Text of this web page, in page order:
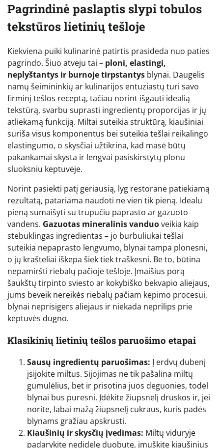
Pagrindinė paslaptis slypi tobulos
tekstūros lietinių tešloje
Kiekviena puiki kulinarinė patirtis prasideda nuo paties
pagrindo. Šiuo atveju tai – ploni, elastingi,
neplyštantys ir burnoje tirpstantys blynai. Daugelis
namų šeimininkių ar kulinarijos entuziastų turi savo
firminį tešlos receptą, tačiau norint išgauti idealią
tekstūrą, svarbu suprasti ingredientų proporcijas ir jų
atliekamą funkciją. Miltai suteikia struktūrą, kiaušiniai
suriša visus komponentus bei suteikia tešlai reikalingo
elastingumo, o skysčiai užtikrina, kad masė būtų
pakankamai skysta ir lengvai pasiskirstytų plonu
sluoksniu keptuvėje.
Norint pasiekti patį geriausią, lyg restorane patiekiamą
rezultatą, patariama naudoti ne vien tik pieną. Idealu
pieną sumaišyti su trupučiu paprasto ar gazuoto
vandens. Gazuotas mineralinis vanduoveikia kaip
stebuklingas ingredientas – jo burbuliukai tešlai
suteikia nepaprasto lengvumo, blynai tampa plonesni,
o jų krašteliai iškepa šiek tiek traškesni. Be to, būtina
nepamiršti riebalų pačioje tešloje. Įmaišius porą
šaukštų tirpinto sviesto ar kokybiško bekvapio aliejaus,
jums beveik nereikės riebalų pačiam kepimo procesui,
blynai neprisigers aliejaus ir niekada neprilips prie
keptuvės dugno.
Klasikinių lietinių tešlos paruošimo etapai
Sausų ingredientų paruošimas: Į erdvų dubenį
įsijokite miltus. Sijojimas ne tik pašalina miltų
gumulėlius, bet ir prisotina juos deguonies, todėl
blynai bus puresni. Įdėkite žiupsnelį druskos ir, jei
norite, labai mažą žiupsnelį cukraus, kuris padės
blynams gražiau apskrusti.
Kiaušinių ir skysčių įvedimas: Miltų viduryje
padarykite nedidelę duobutę, įmuškite kiaušinius